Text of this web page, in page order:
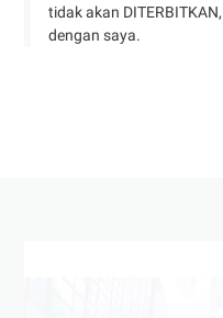
tidak akan
dengan saya.